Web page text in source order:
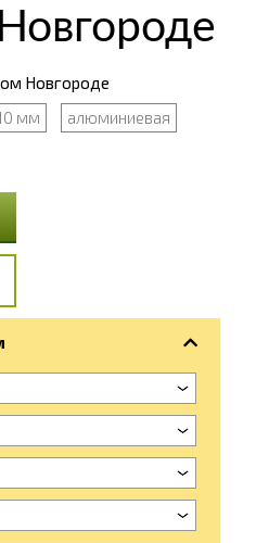
мм
алюминиевая